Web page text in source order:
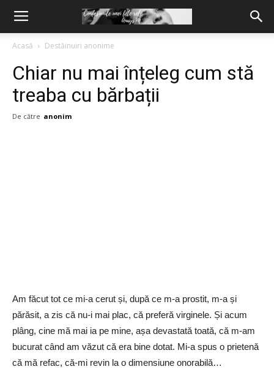
Acasă Destăinuiri anonime
Chiar nu mai înțeleg cum stă
treaba cu bărbații
De către anonim
Am făcut tot ce mi-a cerut și, după ce m-a prostit, m-a și
părăsit, a zis că nu-i mai plac, că preferă virginele. Și acum
plâng, cine mă mai ia pe mine, așa devastată toată, că m-am
bucurat când am văzut că era bine dotat. Mi-a spus o prietenă
că mă refac, că-mi revin la o dimensiune onorabilă…